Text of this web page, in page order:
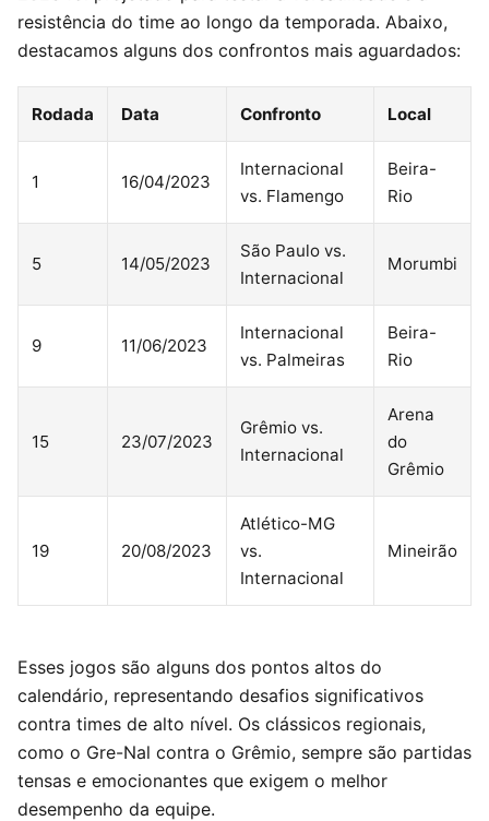
resistência do time ao longo da temporada. Abaixo,
destacamos alguns dos confrontos mais aguardados:
Rodada Data Confronto Local
1 16/04/2023
Internacional
vs. Flamengo
Beira-
Rio
5 14/05/2023
São Paulo vs.
Internacional
Morumbi
9 11/06/2023
Internacional
vs. Palmeiras
Beira-
Rio
15 23/07/2023
Grêmio vs.
Internacional
Arena
do
Grêmio
19 20/08/2023
Atlético-MG
vs.
Internacional
Mineirão
Esses jogos são alguns dos pontos altos do
calendário, representando desafios significativos
contra times de alto nível. Os clássicos regionais,
como o Gre-Nal contra o Grêmio, sempre são partidas
tensas e emocionantes que exigem o melhor
desempenho da equipe.